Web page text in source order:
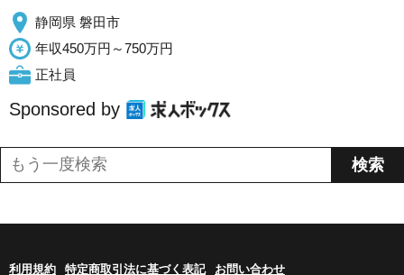
静岡県 磐田市
年収450万円～750万円
正社員
Sponsored by
利用規約 特定商取引法に基づく表記 お問い合わせ